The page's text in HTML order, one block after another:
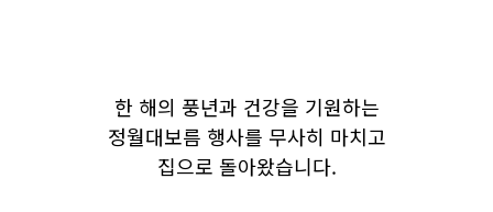
한 해의 풍년과 건강을 기원하는
정월대보름 행사를 무사히 마치고
집으로 돌아왔습니다.